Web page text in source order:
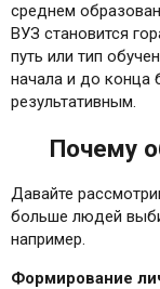
среднем
ВУЗ становится
путь или тип
начала и до конца
результативным.
Почему
Давайте
больше людей
например.
Формирование